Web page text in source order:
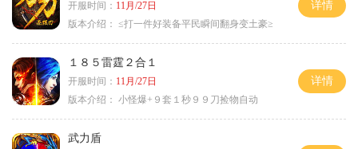
开服时间： 11月/27日
版本介绍： ≤打一件好装备平民瞬间翻身变土豪≥
详情
１８５雷霆２合１
开服时间： 11月/27日
版本介绍： 小怪爆+９套１秒９９刀捡物自动
详情
武力盾